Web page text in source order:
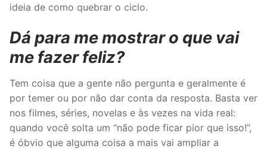
ideia de como quebrar o ciclo.
Dá para me mostrar o que vai
me fazer feliz?
Tem coisa que a gente não pergunta e geralmente é
por temer ou por não dar conta da resposta. Basta ver
nos filmes, séries, novelas e às vezes na vida real:
quando você solta um “não pode ficar pior que isso!”,
é óbvio que alguma coisa a mais vai ampliar a